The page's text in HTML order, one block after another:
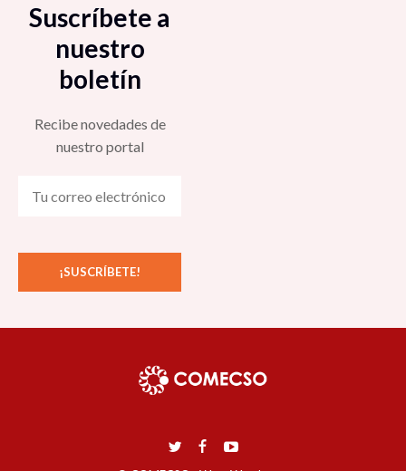
Suscríbete a
nuestro
boletín
Recibe novedades de
nuestro portal